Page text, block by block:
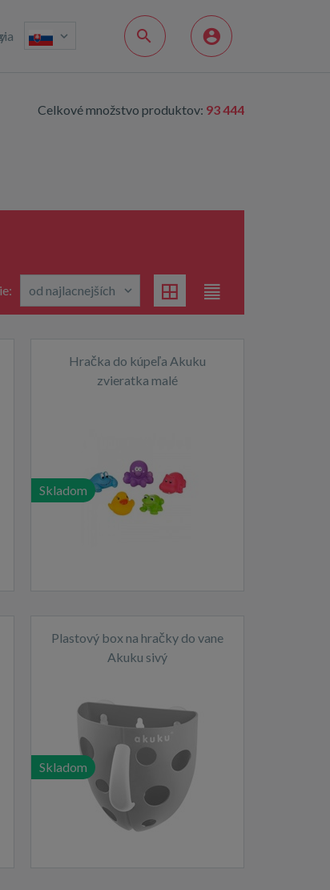
Celkové množstvo produktov: 93 444
Hračka do kúpeľa Akuku
zvieratka malé
Skladom
Plastový box na hračky do vane
Akuku sivý
Skladom